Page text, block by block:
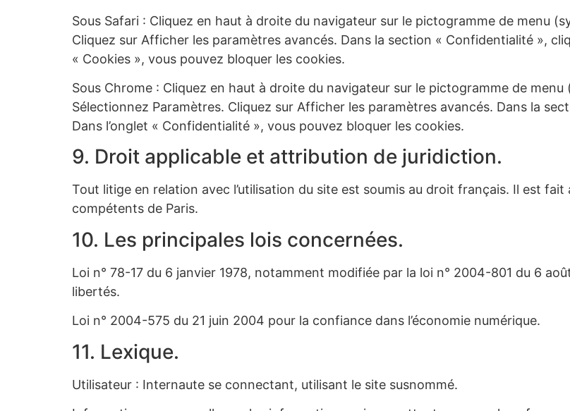
Sous Safari : Cliquez en haut à droite du navigateur sur le pictogramme de menu
Cliquez sur Afficher les paramètres avancés. Dans la section « Confidentialité »,
« Cookies », vous pouvez bloquer les cookies.
Sous Chrome : Cliquez en haut à droite du navigateur sur le pictogramme de
Sélectionnez Paramètres. Cliquez sur Afficher les paramètres avancés. Dans la
Dans l’onglet « Confidentialité », vous pouvez bloquer les cookies.
9. Droit applicable et attribution de juridiction.
Tout litige en relation avec l’utilisation du site est soumis au droit français. Il est
compétents de Paris.
10. Les principales lois concernées.
Loi n° 78-17 du 6 janvier 1978, notamment modifiée par la loi n° 2004-801 du 6
libertés.
Loi n° 2004-575 du 21 juin 2004 pour la confiance dans l’économie numérique.
11. Lexique.
Utilisateur : Internaute se connectant, utilisant le site susnommé.